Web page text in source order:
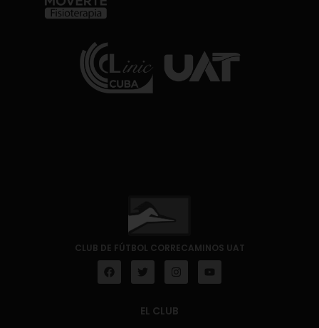
CLUB DE FÚTBOL CORRECAMINOS UAT
EL CLUB